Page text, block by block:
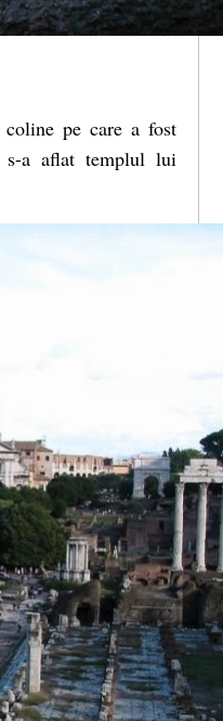
pe care a fost
s-a aflat templul lui